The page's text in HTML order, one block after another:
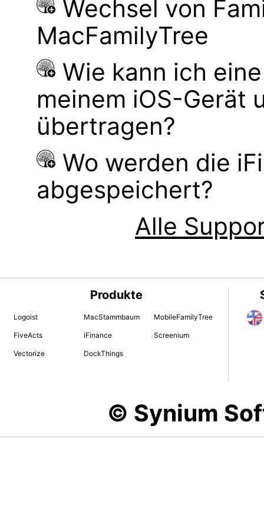
Wechsel von
MacFamilyTree
Wie kann ich
meinem iOS-Gerät
übertragen?
Wo werden die
abgespeichert?
Alle
Produkte
Logoist MacStammbaum MobileFamilyTree
FiveActs iFinance Screenium
Vectorize DockThings
© Synium